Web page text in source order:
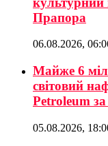
Прапора
06.08.2026,
Майже 6
світовий
Petroleum
05.08.2026,